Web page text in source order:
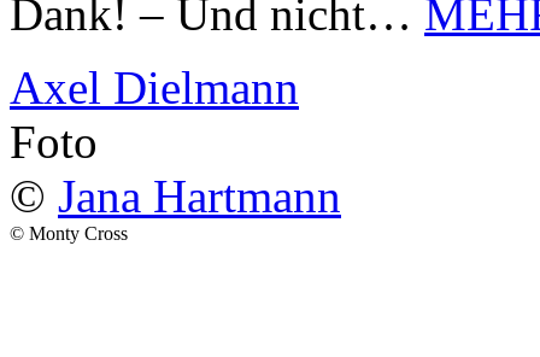
Dank! – Und nicht…
Axel Dielmann
Foto
© Jana Hartmann
© Monty Cross